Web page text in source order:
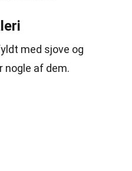
med sjove og
nogle af dem.